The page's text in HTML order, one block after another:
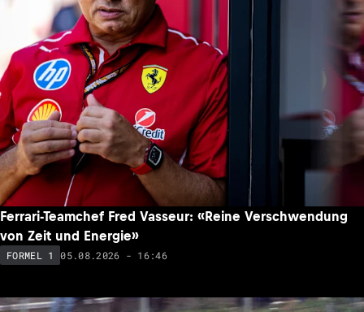
Ferrari-Teamchef Fred Vasseur: «Reine Verschwendung
von Zeit und Energie»
FORMEL 1 05.08.2026 - 16:46